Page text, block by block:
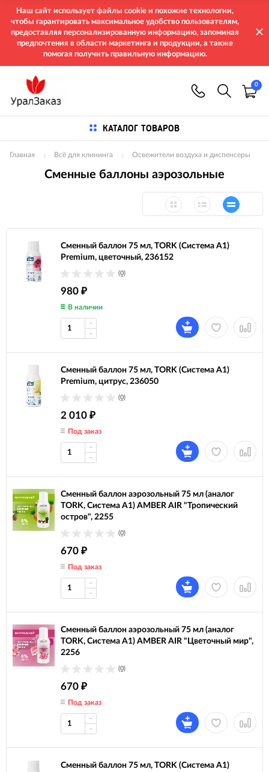
Наш сайт использует файлы cookie и похожие технологии,
чтобы гарантировать максимальное удобство пользователям,
предоставляя персонализированную информацию, запоминая
предпочтения в области маркетинга и продукции, а также
помогая получить правильную информацию.
0
КАТАЛОГ ТОВАРОВ
Главная Всё для клининга Освежители воздуха и диспенсеры
Сменные баллоны аэрозольные
Сменный баллон 75 мл, TORK (Система А1)
Premium, цветочный, 236152
(0)
980 ₽
В наличии
Сменный баллон 75 мл, TORK (Система А1)
Premium, цитрус, 236050
(0)
2 010 ₽
Под заказ
Сменный баллон аэрозольный 75 мл (аналог
TORK, Система А1) AMBER AIR "Тропический
остров", 2255
(0)
670 ₽
Под заказ
Сменный баллон аэрозольный 75 мл (аналог
TORK, Система А1) AMBER AIR "Цветочный мир",
2256
(0)
670 ₽
Под заказ
Сменный баллон 75 мл, TORK (Система А1)